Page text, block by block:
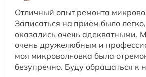
Отличный опыт ремонта
Записаться на прием было
оказались очень адекватными.
очень дружелюбным и
моя микроволновка была
безупречно. Буду обращаться к